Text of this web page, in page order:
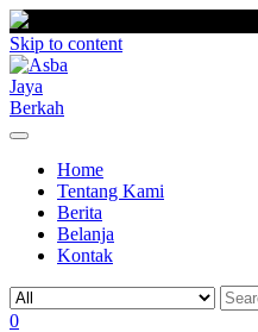
Skip to content
Home
Tentang Kami
Berita
Belanja
Kontak
0